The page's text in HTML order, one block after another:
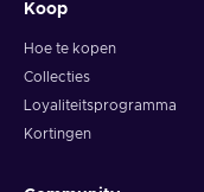
Koop
Hoe te kopen
Collecties
Loyaliteitsprogramma
Kortingen